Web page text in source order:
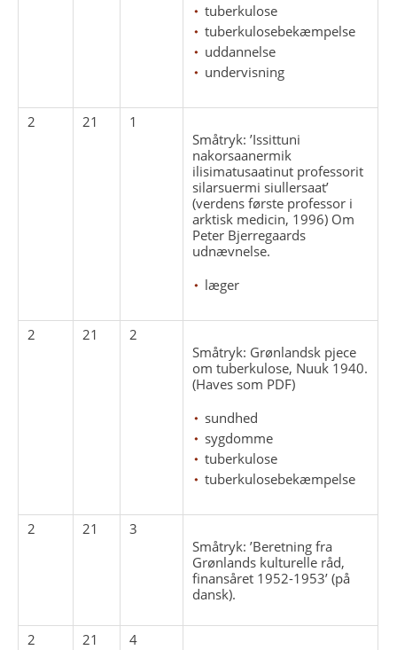
tuberkulose
tuberkulosebekæmpelse
uddannelse
undervisning
2 21
1
Småtryk: ’Issittuni
nakorsaanermik
ilisimatusaatinut professorit
silarsuermi siullersaat’
(verdens første professor i
arktisk medicin, 1996) Om
Peter Bjerregaards
udnævnelse.
læger
2 21
2
Småtryk: Grønlandsk pjece
om tuberkulose, Nuuk 1940.
(Haves som PDF)
sundhed
sygdomme
tuberkulose
tuberkulosebekæmpelse
2 21
3
Småtryk: ’Beretning fra
Grønlands kulturelle råd,
finansåret 1952-1953’ (på
dansk).
2 21
4